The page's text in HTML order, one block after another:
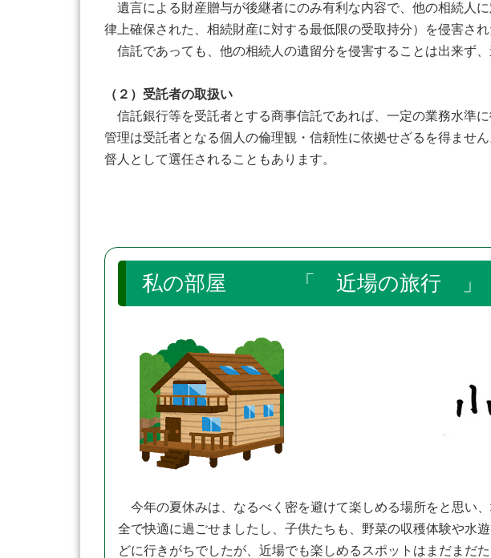
遺言による財産贈与が後継者にのみ有利な内容で、他の相続人
律上確保された、相続財産に対する最低限の受取持分）を侵害さ
信託であっても、他の相続人の遺留分を侵害することは出来ず
（２）受託者の取扱い
信託銀行等を受託者とする商事信託であれば、一定の業務水準
管理は受託者となる個人の倫理観・信頼性に依拠せざるを得ませ
督人として選任されることもあります。
私の部屋 「 近場の旅行 」
今年の夏休みは、なるべく密を避けて楽しめる場所をと思い
全で快適に過ごせましたし、子供たちも、野菜の収穫体験や水
どに行きがちでしたが、近場でも楽しめるスポットはまだまだ